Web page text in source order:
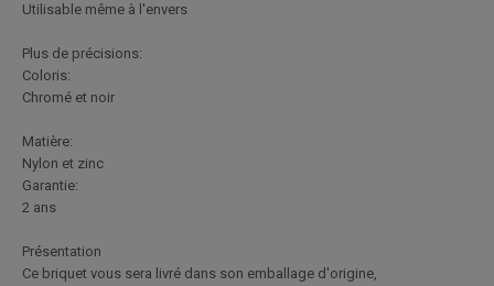
Utilisable même à l'envers
Plus de précisions:
Coloris:
Chromé et noir
Matière:
Nylon et zinc
Garantie:
2 ans
Présentation
Ce briquet vous sera livré dans son emballage d'origine,